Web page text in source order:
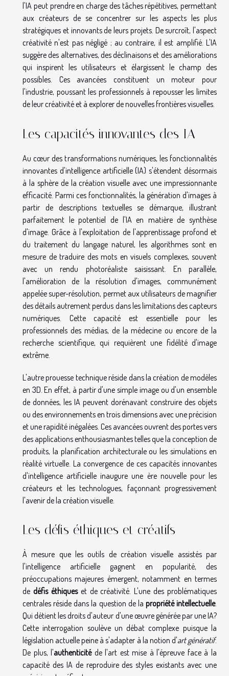
l'IA peut prendre en charge des tâches répétitives, permettant
aux créateurs de se concentrer sur les aspects les plus
stratégiques et innovants de leurs projets. De surcroît, l'aspect
créativité n'est pas négligé ; au contraire, il est amplifié. L'IA
suggère des alternatives, des déclinaisons et des améliorations
qui inspirent les utilisateurs et élargissent le champ des
possibles. Ces avancées constituent un moteur pour
l'industrie, poussant les professionnels à repousser les limites
de leur créativité et à explorer de nouvelles frontières visuelles.
Les capacités innovantes des IA
Au cœur des transformations numériques, les fonctionnalités
innovantes d'intelligence artificielle (IA) s'étendent désormais
à la sphère de la création visuelle avec une impressionnante
efficacité. Parmi ces fonctionnalités, la génération d'images à
partir de descriptions textuelles se démarque, illustrant
parfaitement le potentiel de l'IA en matière de synthèse
d'image. Grâce à l'exploitation de l'apprentissage profond et
du traitement du langage naturel, les algorithmes sont en
mesure de traduire des mots en visuels complexes, souvent
avec un rendu photoréaliste saisissant. En parallèle,
l'amélioration de la résolution d'images, communément
appelée super-résolution, permet aux utilisateurs de magnifier
des détails autrement perdus dans les limitations des capteurs
numériques. Cette capacité est essentielle pour les
professionnels des médias, de la médecine ou encore de la
recherche scientifique, qui requièrent une fidélité d'image
extrême.
L'autre prouesse technique réside dans la création de modèles
en 3D. En effet, à partir d'une simple image ou d'un ensemble
de données, les IA peuvent dorénavant construire des objets
ou des environnements en trois dimensions avec une précision
et une rapidité inégalées. Ces avancées ouvrent des portes vers
des applications enthousiasmantes telles que la conception de
produits, la planification architecturale ou les simulations en
réalité virtuelle. La convergence de ces capacités innovantes
d'intelligence artificielle inaugure une ère nouvelle pour les
créateurs et les technologues, façonnant progressivement
l'avenir de la création visuelle.
Les défis éthiques et créatifs
À mesure que les outils de création visuelle assistés par
l'intelligence artificielle gagnent en popularité, des
préoccupations majeures émergent, notamment en termes
de défis éthiqueset de créativité. L'une des problématiques
centrales réside dans la question de la propriété intellectuelle.
Qui détient les droits d'auteur d'une œuvre générée par une IA?
Cette interrogation soulève un débat complexe puisque la
législation actuelle peine à s'adapter à la notion d'art génératif.
De plus, l'authenticitéde l'art est mise à l'épreuve face à la
capacité des IA de reproduire des styles existants avec une